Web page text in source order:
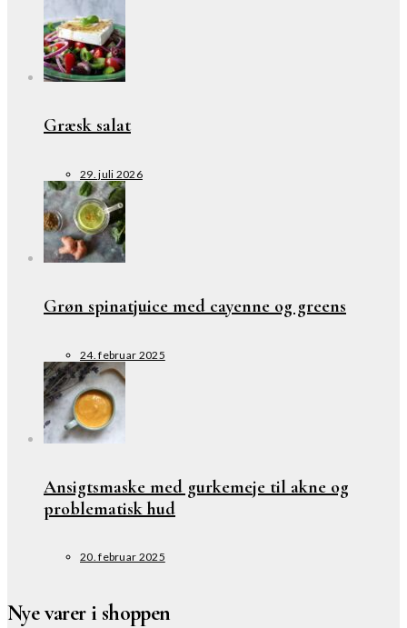
Græsk salat
29. juli 2026
Grøn spinatjuice med cayenne og greens
24. februar 2025
Ansigtsmaske med gurkemeje til akne og
problematisk hud
20. februar 2025
Nye varer i shoppen